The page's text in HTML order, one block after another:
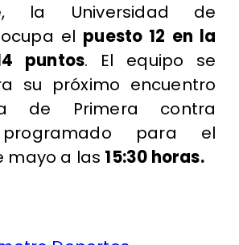
la Universidad de
el puesto 12 en la
puntos. El equipo se
su próximo encuentro
de Primera contra
para el
mayo a las 15:30 horas.